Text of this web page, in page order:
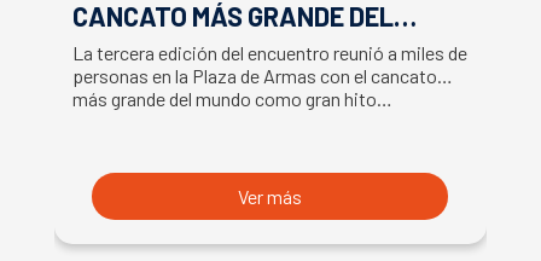
CANCATO MÁS GRANDE DEL
MUNDO MARCAN EXITOSO CIERRE
DE LA SEMANA DEL SALMÓN
La tercera edición del encuentro reunió a miles de
personas en la Plaza de Armas con el cancato
más grande del mundo como gran hito…
Ver más